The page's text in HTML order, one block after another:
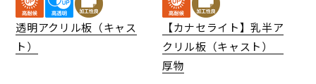
透明アクリル板（キャス
ト）
【カナセライト】乳半ア
クリル板（キャスト）
厚物